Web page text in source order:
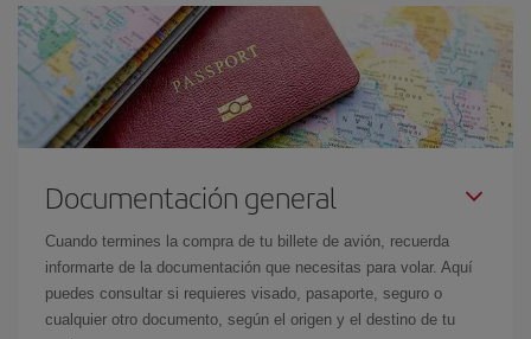
Documentación general
Cuando termines la compra de tu billete de avión, recuerda
informarte de la documentación que necesitas para volar. Aquí
puedes consultar si requieres visado, pasaporte, seguro o
cualquier otro documento, según el origen y el destino de tu